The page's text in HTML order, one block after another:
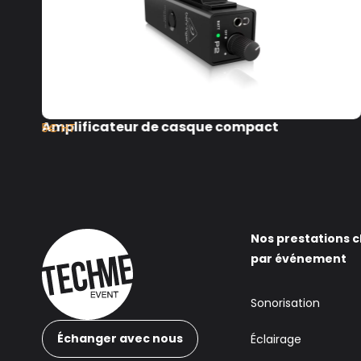
Amplificateur de casque compact
5€ HT
Échanger avec nous
Nos prestations
par événement
Sonorisation
Éclairage